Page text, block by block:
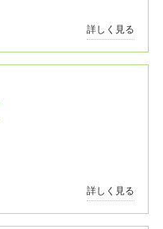
詳しく見る
詳しく見る